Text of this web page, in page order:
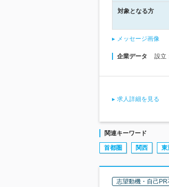
対象となる方
メッセージ画像
企業データ 設立
求人詳細を見る
関連キーワード
首都圏 関西 東
志望動機・自己PR